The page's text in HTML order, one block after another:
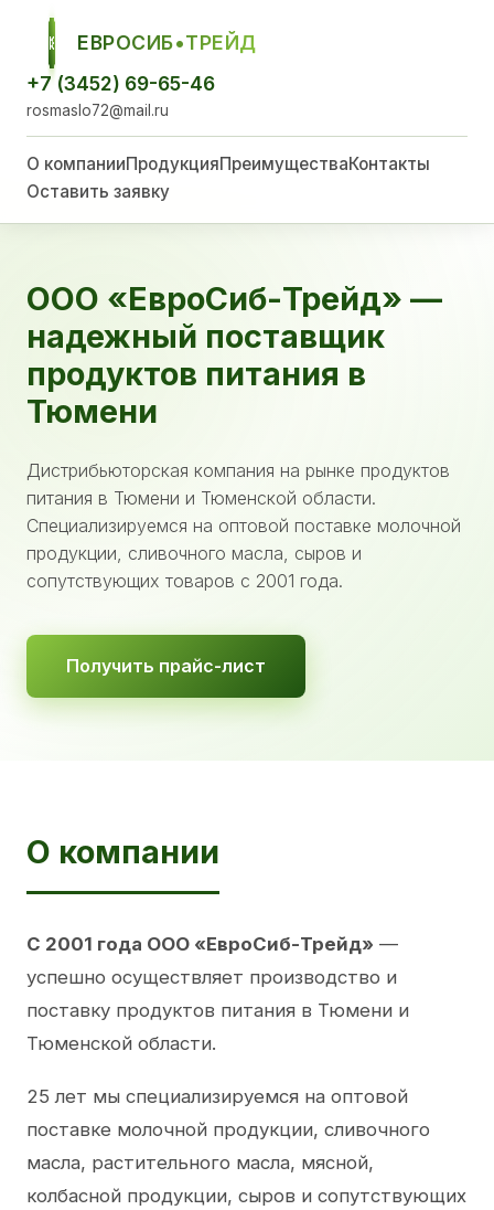
ЕСТ
ЕВРОСИБ•ТРЕЙД
+7 (3452) 69-65-46
rosmaslo72@mail.ru
О компанииПродукцияПреимуществаКонтакты
Оставить заявку
ООО «ЕвроСиб-Трейд» —
надежный поставщик
продуктов питания в
Тюмени
Дистрибьюторская компания на рынке продуктов
питания в Тюмени и Тюменской области.
Специализируемся на оптовой поставке молочной
продукции, сливочного масла, сыров и
сопутствующих товаров с 2001 года.
Получить прайс-лист
О компании
С 2001 года ООО «ЕвроСиб-Трейд» —
успешно осуществляет производство и
поставку продуктов питания в Тюмени и
Тюменской области.
25 лет мы специализируемся на оптовой
поставке молочной продукции, сливочного
масла, растительного масла, мясной,
колбасной продукции, сыров и сопутствующих